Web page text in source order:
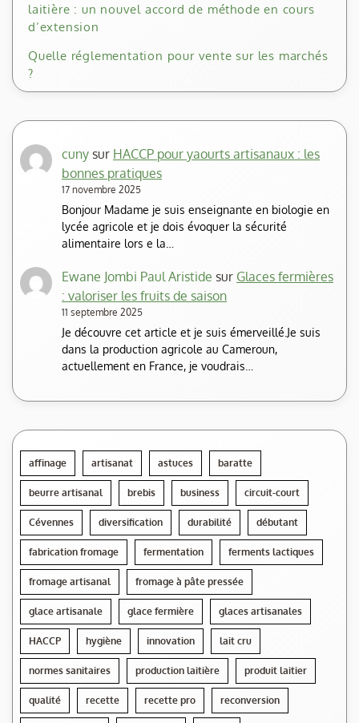
laitière : un nouvel accord de méthode en cours
d’extension
Quelle réglementation pour vente sur les marchés
?
cuny sur HACCP pour yaourts artisanaux : les
bonnes pratiques
17 novembre 2025
Bonjour Madame je suis enseignante en biologie en
lycée agricole et je dois évoquer la sécurité
alimentaire lors e la…
Ewane Jombi Paul Aristide sur Glaces fermières
: valoriser les fruits de saison
11 septembre 2025
Je découvre cet article et je suis émerveillé.Je suis
dans la production agricole au Cameroun,
actuellement en France, je voudrais…
affinage artisanat astuces baratte
beurre artisanal brebis business circuit-court
Cévennes diversification durabilité débutant
fabrication fromage fermentation ferments lactiques
fromage artisanal fromage à pâte pressée
glace artisanale glace fermière glaces artisanales
HACCP hygiène innovation lait cru
normes sanitaires production laitière produit laitier
qualité recette recette pro reconversion